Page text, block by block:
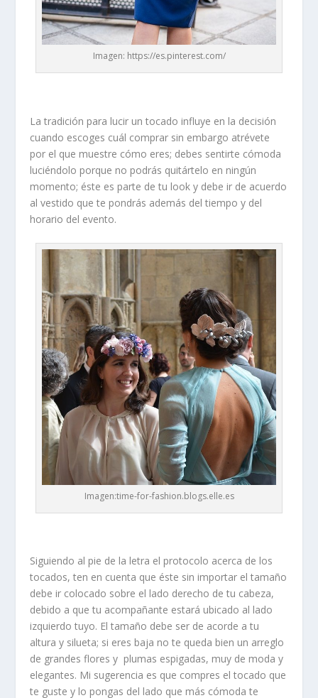
Imagen: https://es.pinterest.com/
La tradición para lucir un tocado influye en la decisión
cuando escoges cuál comprar sin embargo atrévete
por el que muestre cómo eres; debes sentirte cómoda
luciéndolo porque no podrás quitártelo en ningún
momento; éste es parte de tu look y debe ir de acuerdo
al vestido que te pondrás además del tiempo y del
horario del evento.
Imagen:time-for-fashion.blogs.elle.es
Siguiendo al pie de la letra el protocolo acerca de los
tocados, ten en cuenta que éste sin importar el tamaño
debe ir colocado sobre el lado derecho de tu cabeza,
debido a que tu acompañante estará ubicado al lado
izquierdo tuyo. El tamaño debe ser de acorde a tu
altura y silueta; si eres baja no te queda bien un arreglo
de grandes flores y plumas espigadas, muy de moda y
elegantes. Mi sugerencia es que compres el tocado que
te guste y lo pongas del lado que más cómoda te